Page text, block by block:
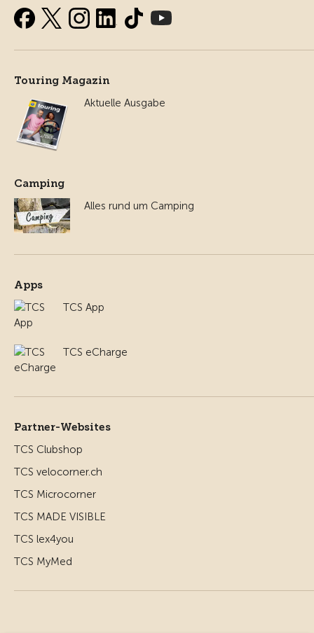
Touring Magazin
Aktuelle Ausgabe
Camping
Alles rund um Camping
Apps
TCS App
TCS eCharge
Partner-Websites
TCS Clubshop
TCS velocorner.ch
TCS Microcorner
TCS MADE VISIBLE
TCS lex4you
TCS MyMed